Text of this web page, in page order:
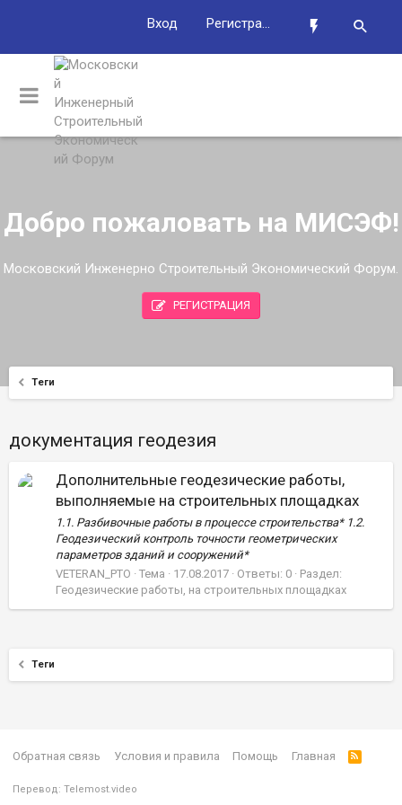
Вход Регистрация
Добро пожаловать на МИСЭФ!
Московский Инженерно Строительный Экономический Форум.
РЕГИСТРАЦИЯ
Теги
документация геодезия
Дополнительные геодезические работы,
выполняемые на строительных площадках
1.1. Разбивочные работы в процессе строительства* 1.2.
Геодезический контроль точности геометрических
параметров зданий и сооружений*
VETERAN_PTO
Тема 17.08.2017 Ответы: 0
Раздел:
Геодезические работы, на строительных площадках
Теги
Обратная связь Условия и правила Помощь Главная
Перевод: Telemost.video